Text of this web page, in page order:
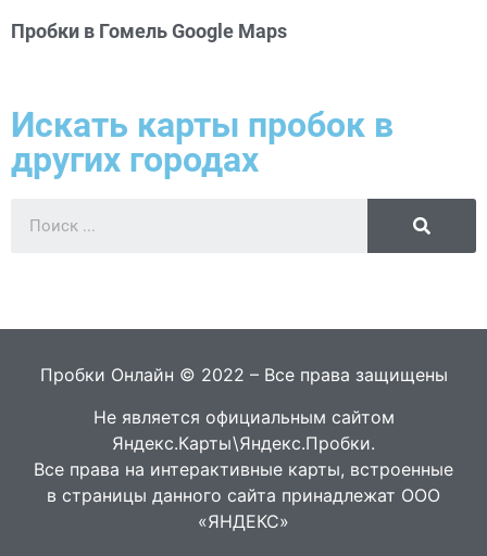
Пробки в Гомель Google Maps
Искать карты пробок в
других городах
Пробки Онлайн © 2022 – Все права защищены
Не является официальным сайтом
Яндекс.Карты\Яндекс.Пробки.
Все права на интерактивные карты, встроенные
в страницы данного сайта принадлежат ООО
«ЯНДЕКС»